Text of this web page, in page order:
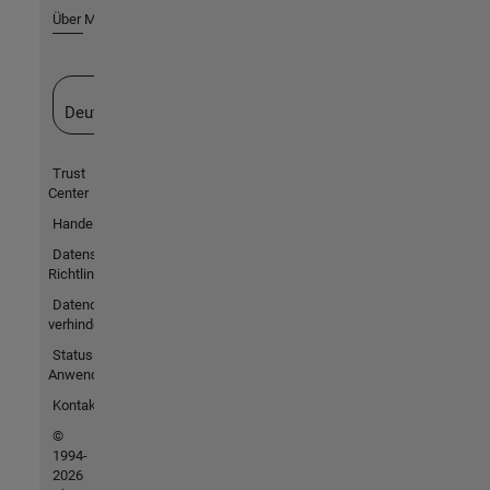
Über MathWorks
Deutschland
Trust
Center
Handelsmarken
Datenschutz-
Richtlinien
Datendiebstahl
verhindern
Status von
Anwendungen
Kontakt
©
1994-
2026